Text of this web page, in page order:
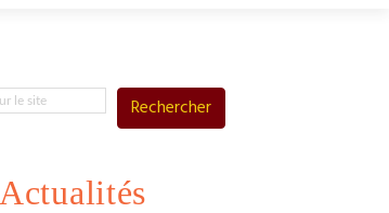
Rechercher
Actualités